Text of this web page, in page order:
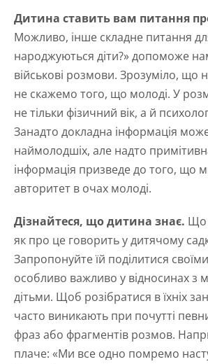
Дитина ставить вам питання
Можливо, інше складне питання
народжуються діти?» допоможе
військові розмови. Зрозуміло, що
не скажемо того, що молоді. У
не тільки фізичний вік, а й
Занадто докладна інформація
наймолодшіх, але надто
інформація призведе до того, що
авторитет в очах молоді.
Дізнайтеся, що дитина знає. Що
як про це говорить у дитячому
Запропонуйте їй поділитися
особливо важливо у відносинах
дітьми. Щоб розібратися в їхніх
часто виникають при почутті
фраз або фрагментів розмов.
плаче: «Ми все одно помремо